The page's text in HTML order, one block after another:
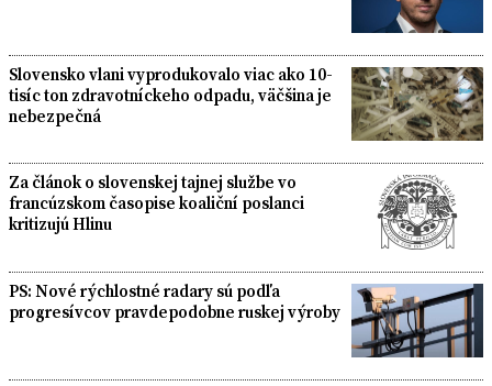
Slovensko vlani vyprodukovalo viac ako 10-
tisíc ton zdravotníckeho odpadu, väčšina je
nebezpečná
Za článok o slovenskej tajnej službe vo
francúzskom časopise koaliční poslanci
kritizujú Hlinu
PS: Nové rýchlostné radary sú podľa
progresívcov pravdepodobne ruskej výroby